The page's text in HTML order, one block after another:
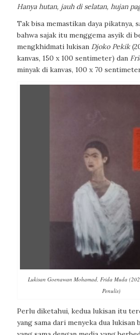
Hanya hutan, jauh di selatan, hujan
Tak bisa memastikan daya pikatnya,
bahwa sajak itu menggema asyik di
mengkhidmati lukisan Djoko Pekik
kanvas, 150 x 100 sentimeter) dan
minyak di kanvas, 100 x 70
Lukisan Goenawan Mohamad, Frida Muda
Penulis)
Perlu diketahui, kedua lukisan itu
yang sama dari menyeka dua